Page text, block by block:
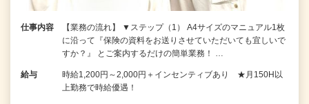
仕事内容
【業務の流れ】 ▼ステップ（1） A4サイズのマニュアル1枚
に沿って『保険の資料をお送りさせていただいても宜しいで
すか？』 とご案内するだけの簡単業務！ …
給与
時給1,200円～2,000円＋インセンティブあり ★月150H以
上勤務で時給優遇！